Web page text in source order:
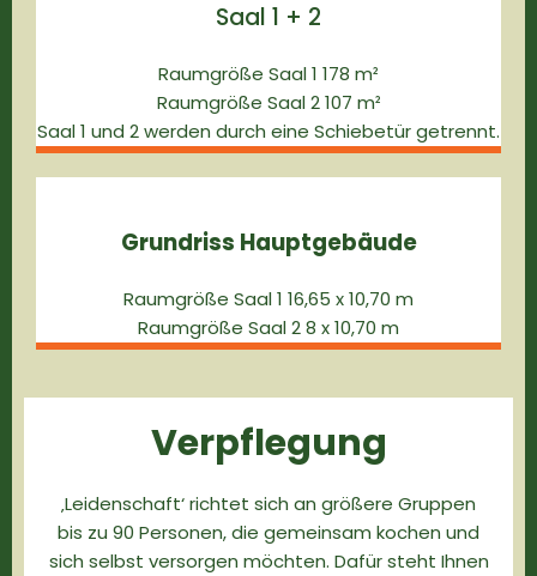
Saal 1 + 2
Raumgröße Saal 1 178 m²
Raumgröße Saal 2 107 m²
Saal 1 und 2 werden durch eine Schiebetür getrennt.
Grundriss Hauptgebäude
Raumgröße Saal 1 16,65 x 10,70 m
Raumgröße Saal 2 8 x 10,70 m
Verpflegung
‚Leidenschaft‘ richtet sich an größere Gruppen
bis zu 90 Personen, die gemeinsam kochen und
sich selbst versorgen möchten. Dafür steht Ihnen